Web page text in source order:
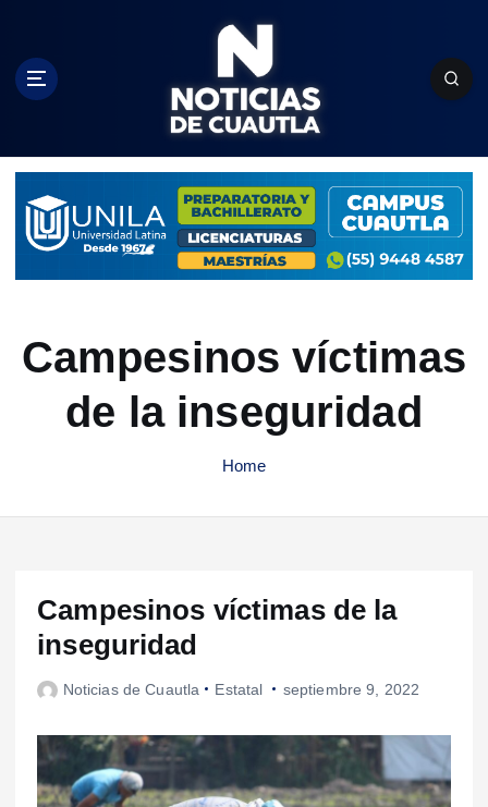
c
Campesinos víctimas
de la inseguridad
Home
Campesinos víctimas de la
inseguridad
Noticias de Cuautla Estatal septiembre 9, 2022